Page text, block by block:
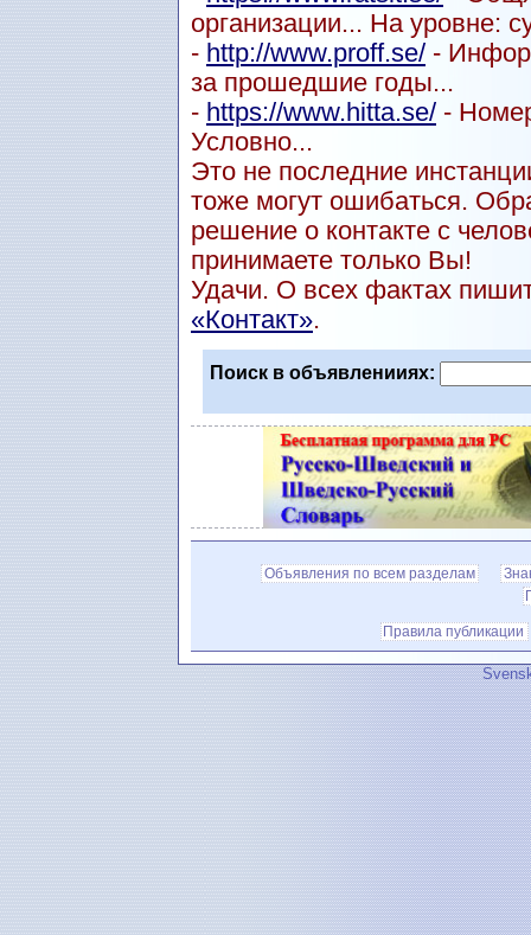
организации... На уровне:
- http://www.proff.se/ -
за прошедшие годы...
- https://www.hitta.se/ -
Условно...
Это не последние
тоже могут ошибаться.
решение о контакте с
принимаете только Вы!
Удачи. О всех фактах
«Контакт».
Поиск в объявленииях:
Объявления по всем разделам
Правила публикации